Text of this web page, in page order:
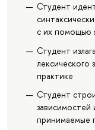
Студент
с их помощью
Студент
лексического
практике
Студент
зависимостей
принимаемые